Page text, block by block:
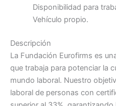
Disponibilidad para
Vehículo propio.
Descripción
La Fundación Eurofirms es
que trabaja para potenciar la
mundo laboral. Nuestro
laboral de personas con